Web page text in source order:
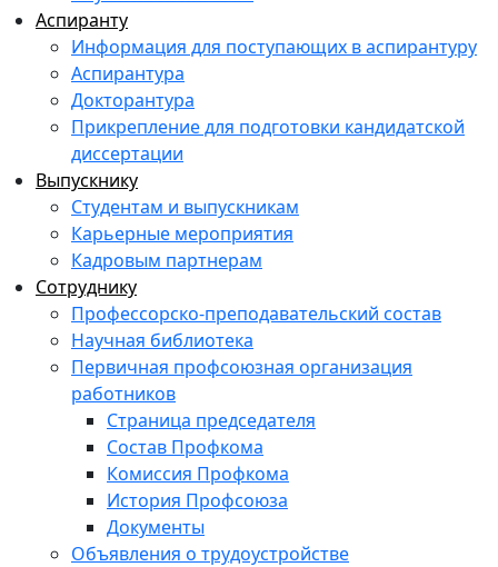
Аспиранту
Информация для поступающих в аспирантуру
Аспирантура
Докторантура
Прикрепление для подготовки кандидатской
диссертации
Выпускнику
Студентам и выпускникам
Карьерные мероприятия
Кадровым партнерам
Сотруднику
Профессорско-преподавательский состав
Научная библиотека
Первичная профсоюзная организация
работников
Страница председателя
Состав Профкома
Комиссия Профкома
История Профсоюза
Документы
Объявления о трудоустройстве